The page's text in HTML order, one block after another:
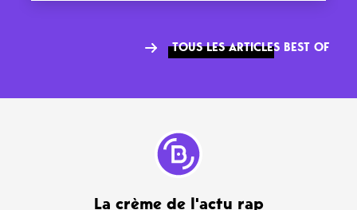
TOUS LES ARTICLES BEST OF
La crème de l'actu rap